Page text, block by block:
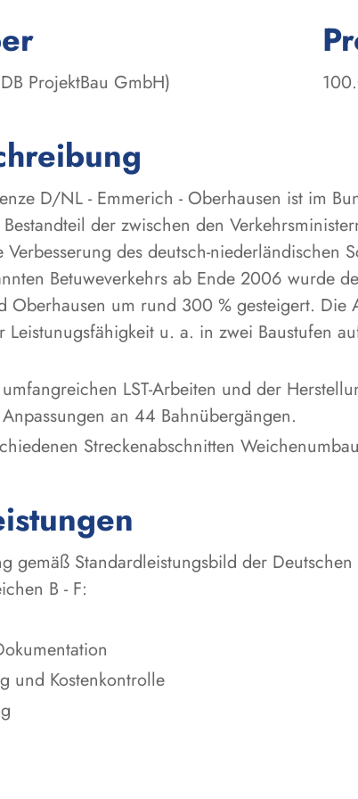
ProjektBau GmbH)
D/NL - Emmerich - Oberhausen ist im
der zwischen den
des deutsch-niederländischen
Betuweverkehrs ab Ende 2006 wurde
Oberhausen um rund 300 % gesteigert.
u. a. in zwei Baustufen
LST-Arbeiten und der
an 44 Bahnübergängen.
Streckenabschnitten
gemäß Standardleistungsbild der
B - F:
und Kostenkontrolle